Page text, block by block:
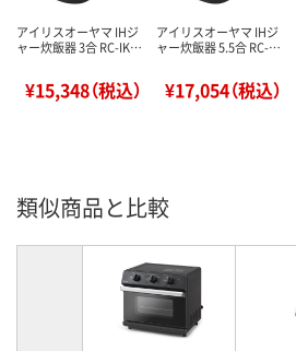
アイリスオーヤマ IHジ
ャー炊飯器 3合 RC-IK…
¥15,348（税込）
アイリスオーヤマ IHジ
ャー炊飯器 5.5合 RC-…
¥17,054（税込）
類似商品と比較